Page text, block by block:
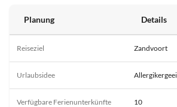
Planung Details
Reiseziel Zandvoort
Urlaubsidee
Verfügbare Ferienunterkünfte 10